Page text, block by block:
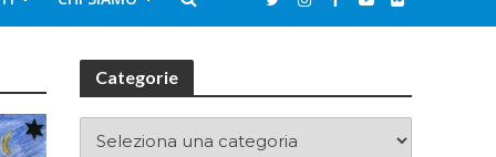
Categorie